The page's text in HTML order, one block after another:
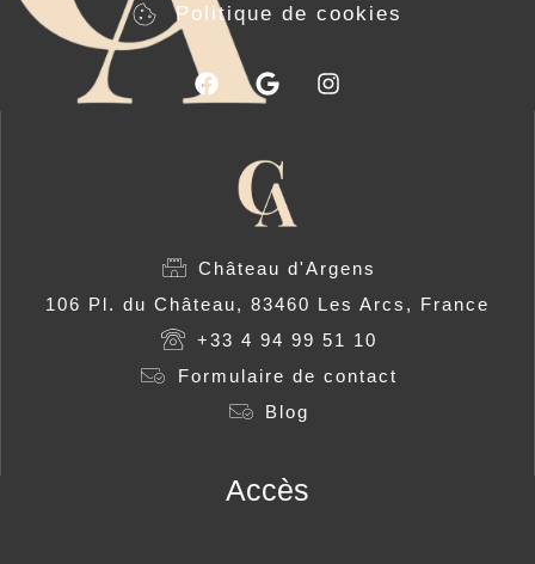
Politique de cookies
Château d'Argens
106 Pl. du Château, 83460 Les Arcs, France
+33 4 94 99 51 10
Formulaire de contact
Blog
Accès